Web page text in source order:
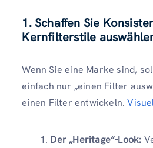
1. Schaffen Sie
Kernfilterstile
Wenn Sie eine Marke sind,
einfach nur „einen Filter
einen Filter entwickeln.
Der „Heritage“-Look: